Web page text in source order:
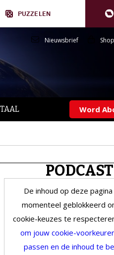
PUZZELEN
Nieuwsbrief Shop
Word
PODCAST
De inhoud op deze
momenteel geblokkeerd
cookie-keuzes te
om jouw cookie-
passen en de inhoud te